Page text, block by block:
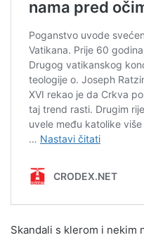
Skandali s klerom i nekim